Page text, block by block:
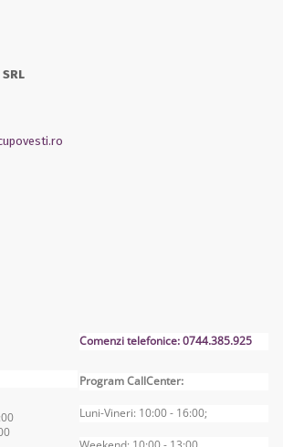
Comenzi telefonice: 0744.385.925
Program CallCenter:
Luni-Vineri: 10:00 - 16:00;